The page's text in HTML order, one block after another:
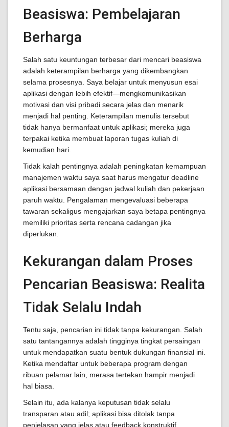
Beasiswa: Pembelajaran
Berharga
Salah satu keuntungan terbesar dari mencari beasiswa
adalah keterampilan berharga yang dikembangkan
selama prosesnya. Saya belajar untuk menyusun esai
aplikasi dengan lebih efektif—mengkomunikasikan
motivasi dan visi pribadi secara jelas dan menarik
menjadi hal penting. Keterampilan menulis tersebut
tidak hanya bermanfaat untuk aplikasi; mereka juga
terpakai ketika membuat laporan tugas kuliah di
kemudian hari.
Tidak kalah pentingnya adalah peningkatan kemampuan
manajemen waktu saya saat harus mengatur deadline
aplikasi bersamaan dengan jadwal kuliah dan pekerjaan
paruh waktu. Pengalaman mengevaluasi beberapa
tawaran sekaligus mengajarkan saya betapa pentingnya
memiliki prioritas serta rencana cadangan jika
diperlukan.
Kekurangan dalam Proses
Pencarian Beasiswa: Realita
Tidak Selalu Indah
Tentu saja, pencarian ini tidak tanpa kekurangan. Salah
satu tantangannya adalah tingginya tingkat persaingan
untuk mendapatkan suatu bentuk dukungan finansial ini.
Ketika mendaftar untuk beberapa program dengan
ribuan pelamar lain, merasa tertekan hampir menjadi
hal biasa.
Selain itu, ada kalanya keputusan tidak selalu
transparan atau adil; aplikasi bisa ditolak tanpa
penjelasan yang jelas atau feedback konstruktif